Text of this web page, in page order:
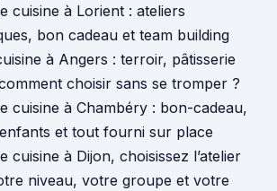
cuisine à Lorient : ateliers
bon cadeau et team building
à Angers : terroir, pâtisserie
choisir sans se tromper ?
cuisine à Chambéry : bon-cadeau,
et tout fourni sur place
cuisine à Dijon, choisissez l’atelier
niveau, votre groupe et votre